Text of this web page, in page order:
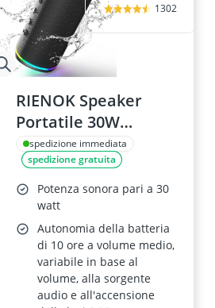
1302
RIENOK Speaker
Portatile 30W
Bluetooth 5.3
spedizione immediata
spedizione gratuita
Potenza sonora pari a 30
watt
Autonomia della batteria
di 10 ore a volume medio,
variabile in base al
volume, alla sorgente
audio e all'accensione